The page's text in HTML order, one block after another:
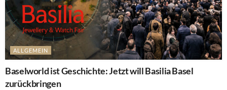
ALLGEMEIN
Baselworld ist Geschichte: Jetzt will Basilia Basel
zurückbringen